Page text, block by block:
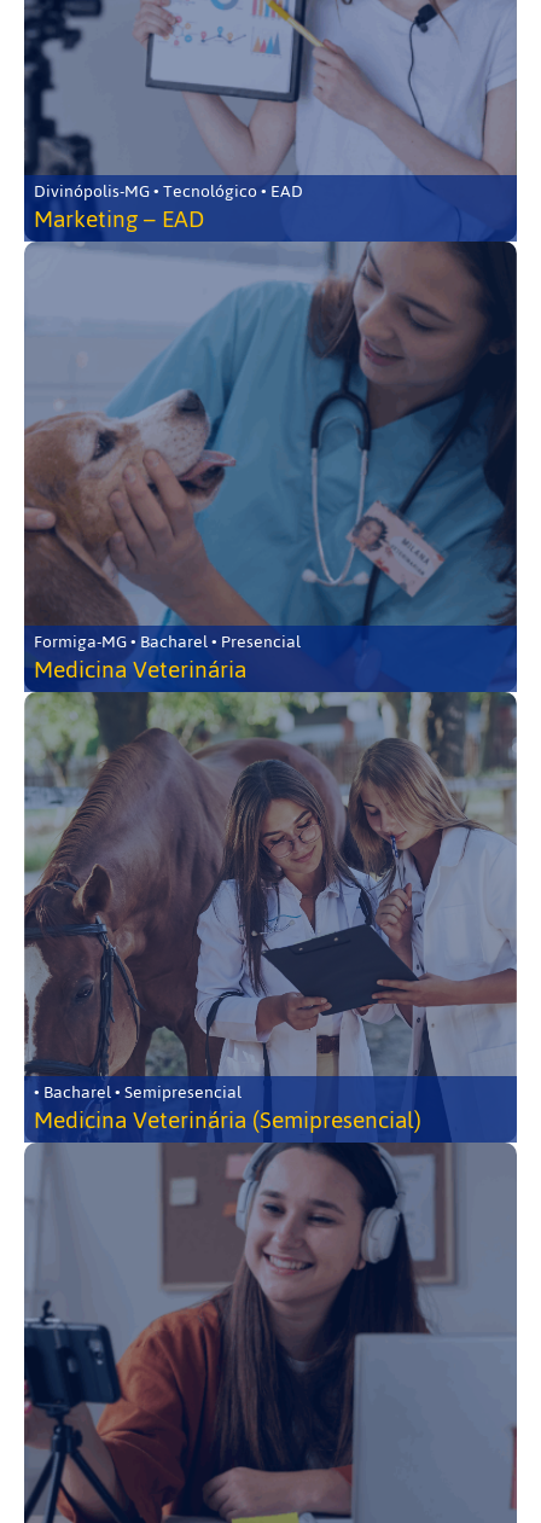
Divinópolis-MG • Tecnológico • EAD
Marketing – EAD
Formiga-MG • Bacharel • Presencial
Medicina Veterinária
• Bacharel • Semipresencial
Medicina Veterinária (Semipresencial)